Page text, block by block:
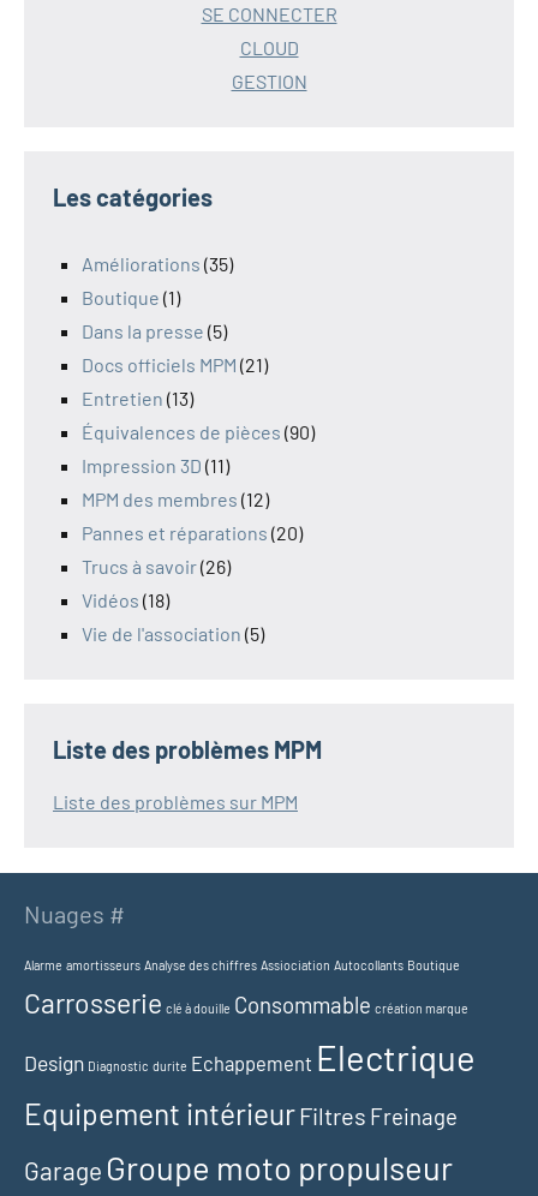
SE CONNECTER
CLOUD
GESTION
Les catégories
Améliorations (35)
Boutique (1)
Dans la presse (5)
Docs officiels MPM (21)
Entretien (13)
Équivalences de pièces (90)
Impression 3D (11)
MPM des membres (12)
Pannes et réparations (20)
Trucs à savoir(26)
Vidéos (18)
Vie de l'association (5)
Liste des problèmes MPM
Liste des problèmes sur MPM
Nuages #
Alarme amortisseurs Analyse des chiffres Assiociation Autocollants Boutique
Carrosserie clé à douille Consommable création marque
Design Diagnostic durite Echappement Electrique
Equipement intérieur Filtres Freinage
Garage Groupe moto propulseur